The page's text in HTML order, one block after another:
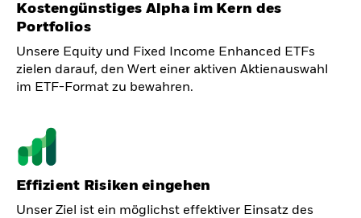
Kostengünstiges Alpha im Kern des
Portfolios
Unsere Equity und Fixed Income Enhanced ETFs
zielen darauf, den Wert einer aktiven Aktienauswahl
im ETF-Format zu bewahren.
Effizient Risiken eingehen
Unser Ziel ist ein möglichst effektiver Einsatz des